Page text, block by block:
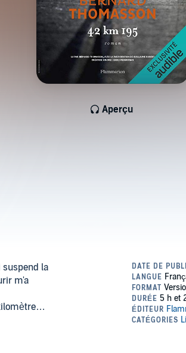
Aperçu
suspend la
m'a
monde de
et
les